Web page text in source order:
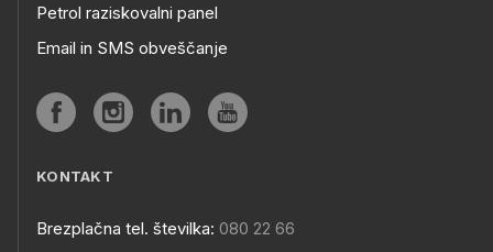
Petrol raziskovalni panel
Email in SMS obveščanje
KONTAKT
Brezplačna tel. številka: 080 22 66